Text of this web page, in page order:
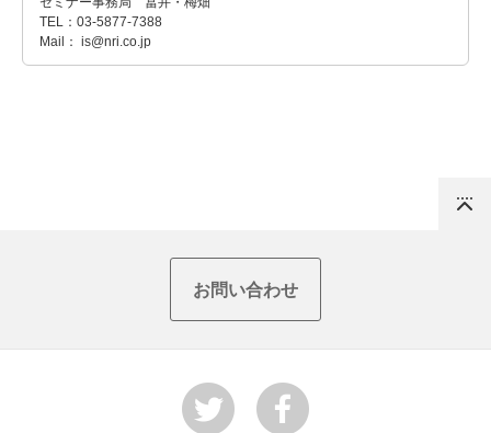
TEL：03-5877-7388
Mail： is@nri.co.jp
お問い合わせ